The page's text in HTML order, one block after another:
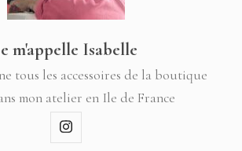
m'appelle Isabelle
tous les accessoires de la boutique
mon atelier en Ile de France